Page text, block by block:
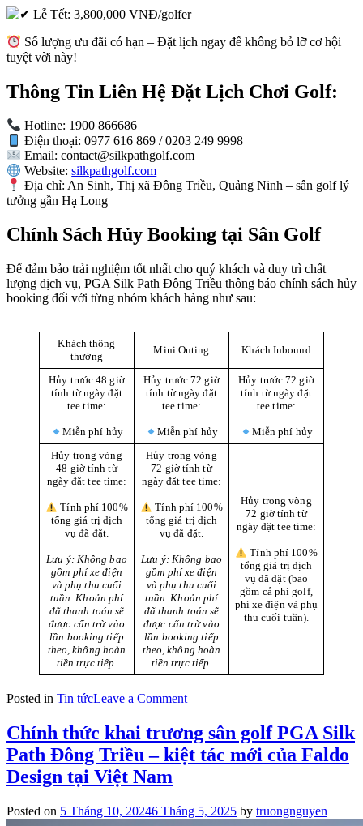
Lễ Tết: 3,800,000 VNĐ/golfer
Số lượng ưu đãi có hạn – Đặt lịch ngay để không bỏ lỡ cơ hội
tuyệt vời này!
Thông Tin Liên Hệ Đặt Lịch Chơi Golf:
Hotline: 1900 866686
Điện thoại: 0977 616 869 / 0203 249 9998
Email:contact@silkpathgolf.com
Website:silkpathgolf.com
Địa chỉ: An Sinh, Thị xã Đông Triều, Quảng Ninh – sân golf lý
tưởng gần Hạ Long
Chính Sách Hủy Booking tại Sân Golf
Để đảm bảo trải nghiệm tốt nhất cho quý khách và duy trì chất
lượng dịch vụ, PGA Silk Path Đông Triều thông báo chính sách hủy
booking đối với từng nhóm khách hàng như sau:
Khách thông
thường
Mini Outing Khách Inbound
Hủy trước 48 giờ
tính từ ngày đặt
tee time:
Miễn phí hủy
Hủy trước 72 giờ
tính từ ngày đặt
tee time:
Miễn phí hủy
Hủy trước 72 giờ
tính từ ngày đặt
tee time:
Miễn phí hủy
Hủy trong vòng
48 giờ tính từ
ngày đặt tee time:
Tính phí 100%
tổng giá trị dịch
vụ đã đặt.
Lưu ý: Không bao
gồm phí xe điện
và phụ thu cuối
tuần. Khoản phí
đã thanh toán sẽ
được cấn trừ vào
lần booking tiếp
theo, không hoàn
tiền trực tiếp.
Hủy trong vòng
72 giờ tính từ
ngày đặt tee time:
Tính phí 100%
tổng giá trị dịch
vụ đã đặt.
Lưu ý: Không bao
gồm phí xe điện
và phụ thu cuối
tuần. Khoản phí
đã thanh toán sẽ
được cấn trừ vào
lần booking tiếp
theo, không hoàn
tiền trực tiếp.
Hủy trong vòng
72 giờ tính từ
ngày đặt tee time:
Tính phí 100%
tổng giá trị dịch
vụ đã đặt (bao
gồm cả phí golf,
phí xe điện và phụ
thu cuối tuần).
Posted in Tin tứcLeave a Commenton
ĐẲNG
CẤP
–
Chính thức khai trương sân golf PGA Silk
Path Đông Triều – kiệt tác mới của Faldo
Design tại Việt Nam
Posted on 5 Tháng 10, 20246 Tháng 5, 2025 by truongnguyen